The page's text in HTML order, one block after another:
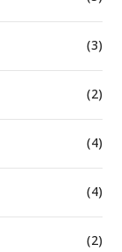
(3)
(2)
(4)
(4)
(2)